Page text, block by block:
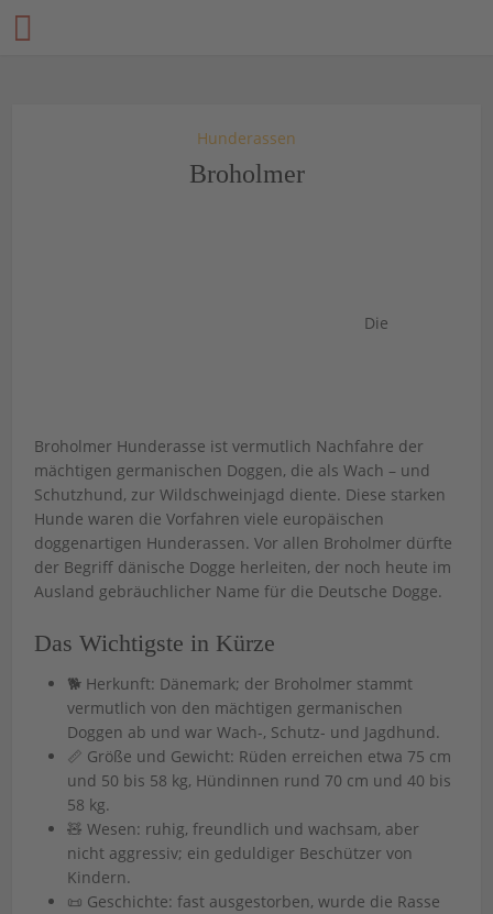
Hunderassen
Broholmer
Die
Broholmer Hunderasse ist vermutlich Nachfahre der
mächtigen germanischen Doggen, die als Wach – und
Schutzhund, zur Wildschweinjagd diente. Diese starken
Hunde waren die Vorfahren viele europäischen
doggenartigen Hunderassen. Vor allen Broholmer dürfte
der Begriff dänische Dogge herleiten, der noch heute im
Ausland gebräuchlicher Name für die Deutsche Dogge.
Das Wichtigste in Kürze
🐕 Herkunft: Dänemark; der Broholmer stammt
vermutlich von den mächtigen germanischen
Doggen ab und war Wach-, Schutz- und Jagdhund.
📏 Größe und Gewicht: Rüden erreichen etwa 75 cm
und 50 bis 58 kg, Hündinnen rund 70 cm und 40 bis
58 kg.
🧸 Wesen: ruhig, freundlich und wachsam, aber
nicht aggressiv; ein geduldiger Beschützer von
Kindern.
📜 Geschichte: fast ausgestorben, wurde die Rasse